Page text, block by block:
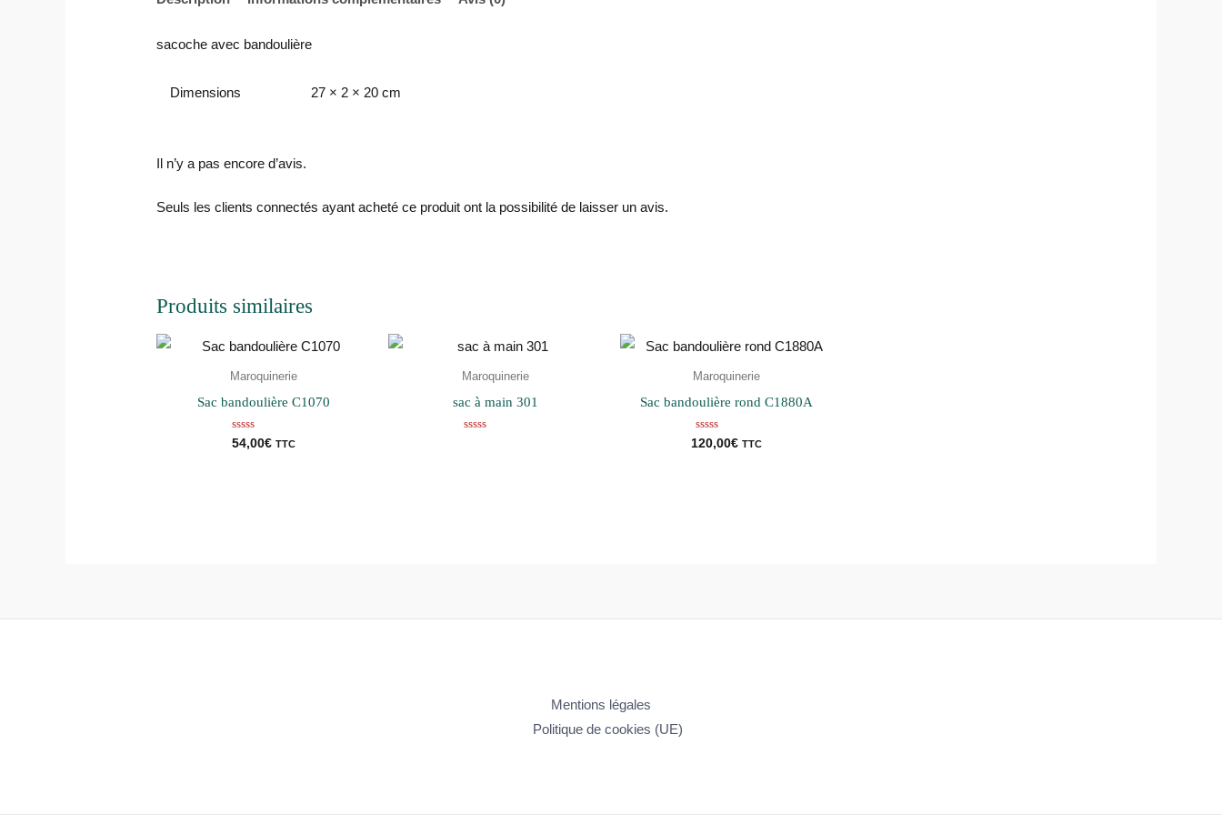
sacoche avec bandoulière
Dimensions 27 × 2 × 20 cm
Il n’y a pas encore d’avis.
Seuls les clients connectés ayant acheté ce produit ont la possibilité de laisser un avis.
Produits similaires
Maroquinerie
Sac bandoulière C1070
Note
54,00€ TTC
Maroquinerie
sac à main 301
Maroquinerie
Sac bandoulière rond C1880A
Note
120,00€ TTC
Mentions légales
Politique de cookies (UE)